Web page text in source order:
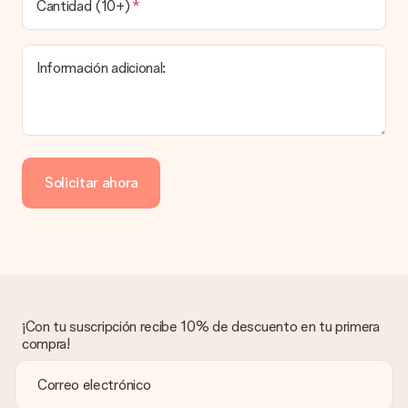
El tiempo de entrega se puede encontrar en la página del
producto del regalo.
¿Cómo puedo pagar mi pedido?
de crédito o transferencia bancaria. En caso de elegir
transferencia bancaria, ten en cuenta 3 días adicionales para la
entrega de tu regalo.
asunto contigo. Ponte en contacto con nuestro equipo de
atención al cliente por teléfono, correo electrónico o chat y
buscaremos una solución adecuada para ti.
¿Se envía la factura junto con el pedido?
Cantidad (10+)
Información adicional:
Solicitar ahora
¡Con tu suscripción recibe 10% de descuento en tu primera
compra!